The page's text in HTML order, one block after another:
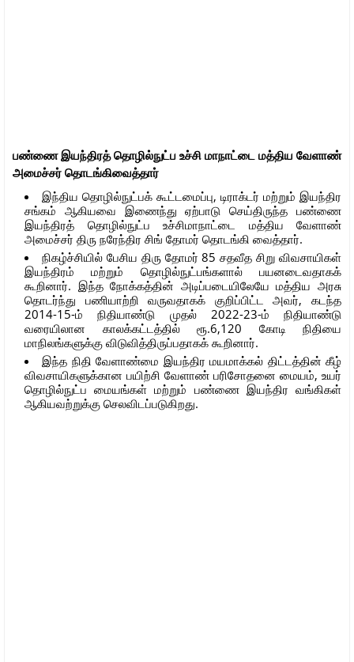
பண்ணை இயந்திரத் தொழில்நுட்ப உச்சி மாநாட்டை மத்திய வேளாண்
அமைச்சர் தொடங்கிவைத்தார்
இந்திய தொழில்நுட்பக் கூட்டமைப்பு, டிராக்டர் மற்றும் இயந்திர
சங்கம் ஆகியவை இணைந்து ஏற்பாடு செய்திருந்த பண்ணை
இயந்திரத் தொழில்நுட்ப உச்சிமாநாட்டை மத்திய வேளாண்
அமைச்சர் திரு நரேந்திர சிங் தோமர் தொடங்கி வைத்தார்.
நிகழ்ச்சியில் பேசிய திரு தோமர் 85 சதவீத சிறு விவசாயிகள்
இயந்திரம் மற்றும் தொழில்நுட்பங்களால் பயனடைவதாகக்
கூறினார். இந்த நோக்கத்தின் அடிப்படையிலேயே மத்திய அரசு
தொடர்ந்து பணியாற்றி வருவதாகக் குறிப்பிட்ட அவர், கடந்த
2014-15-ம் நிதியாண்டு முதல் 2022-23-ம் நிதியாண்டு
வரையிலான காலக்கட்டத்தில் ரூ.6,120 கோடி நிதியை
மாநிலங்களுக்கு விடுவித்திருப்பதாகக் கூறினார்.
இந்த நிதி வேளாண்மை இயந்திர மயமாக்கல் திட்டத்தின் கீழ்
விவசாயிகளுக்கான பயிற்சி வேளாண் பரிசோதனை மையம், உயர்
தொழில்நுட்ப மையங்கள் மற்றும் பண்ணை இயந்திர வங்கிகள்
ஆகியவற்றுக்கு செலவிடப்படுகிறது.